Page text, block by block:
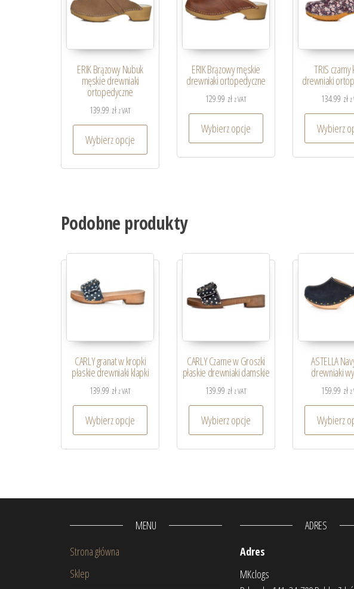
ERIK Brązowy Nubuk
męskie drewniaki
ortopedyczne
139.99 zł z VAT
Wybierz opcje
ERIK Brązowy męskie
drewniaki ortopedyczne
129.99 zł z VAT
Wybierz opcje
TRIS
drewniaki
134.99 zł
Wybierz
Podobne produkty
CARLY granat w kropki
płaskie drewniaki klapki
139.99 zł z VAT
Wybierz opcje
CARLY Czarne w Groszki
płaskie drewniaki damskie
139.99 zł z VAT
Wybierz opcje
ASTELLA
drewniaki
159.99 zł
Wybierz
MENU
Strona główna
Sklep
ADRES
Adres
MKclogs